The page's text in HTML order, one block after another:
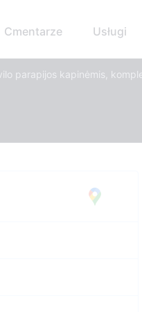
Cmentarze Usługi
parapijos kapinėmis,